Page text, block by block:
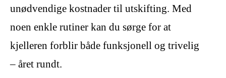
unødvendige kostnader til utskifting. Med
noen enkle rutiner kan du sørge for at
kjelleren forblir både funksjonell og trivelig
– året rundt.